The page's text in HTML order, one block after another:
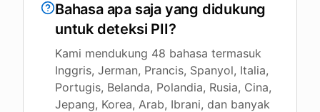
Bahasa apa saja yang didukung
untuk deteksi PII?
Kami mendukung 48 bahasa termasuk
Inggris, Jerman, Prancis, Spanyol, Italia,
Portugis, Belanda, Polandia, Rusia, Cina,
Jepang, Korea, Arab, Ibrani, dan banyak